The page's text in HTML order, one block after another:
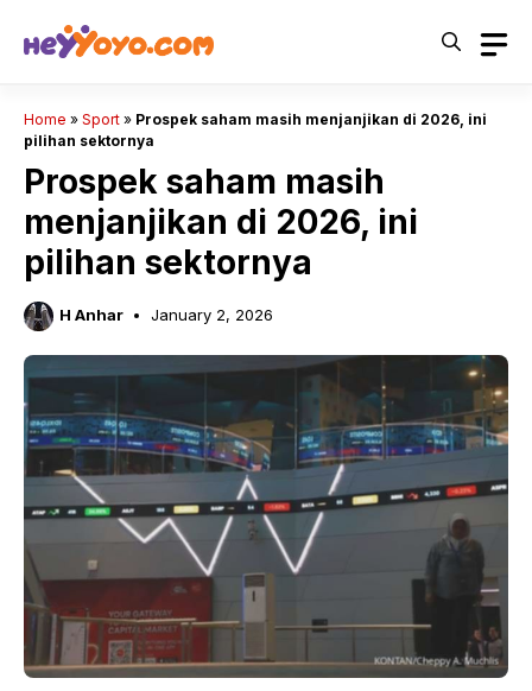
Home » Sport » Prospek saham masih menjanjikan di 2026, ini
pilihan sektornya
Prospek saham masih
menjanjikan di 2026, ini
pilihan sektornya
H Anhar January 2, 2026